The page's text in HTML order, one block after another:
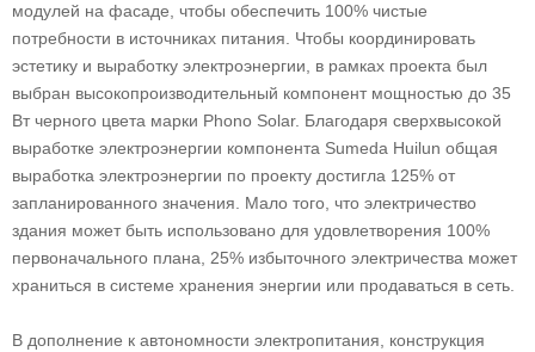
модулей на фасаде, чтобы обеспечить 100% чистые
потребности в источниках питания. Чтобы координировать
эстетику и выработку электроэнергии, в рамках проекта был
выбран высокопроизводительный компонент мощностью до 35
Вт черного цвета марки Phono Solar. Благодаря сверхвысокой
выработке электроэнергии компонента Sumeda Huilun общая
выработка электроэнергии по проекту достигла 125% от
запланированного значения. Мало того, что электричество
здания может быть использовано для удовлетворения 100%
первоначального плана, 25% избыточного электричества может
храниться в системе хранения энергии или продаваться в сеть.
В дополнение к автономности электропитания, конструкция